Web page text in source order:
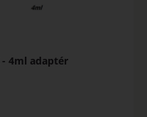
4ml adaptér